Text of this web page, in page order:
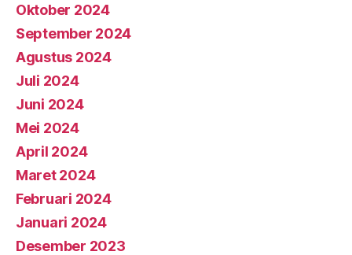
Oktober 2024
September 2024
Agustus 2024
Juli 2024
Juni 2024
Mei 2024
April 2024
Maret 2024
Februari 2024
Januari 2024
Desember 2023